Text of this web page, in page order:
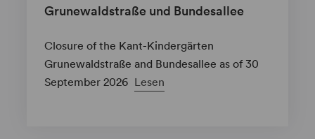
Grunewaldstraße und Bundesallee
Closure of the Kant-Kindergärten
Grunewaldstraße and Bundesallee as of 30
September 2026 Lesen